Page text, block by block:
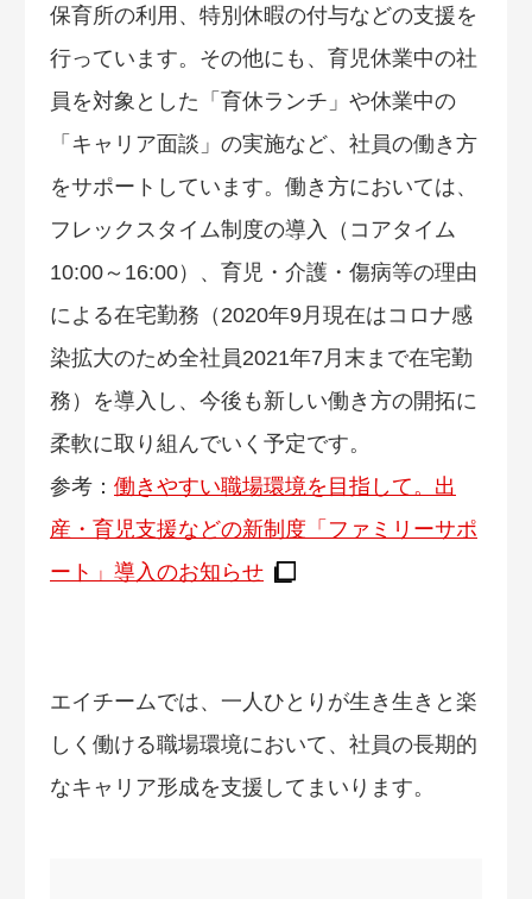
保育所の利用、特別休暇の付与などの支援を
行っています。その他にも、育児休業中の社
員を対象とした「育休ランチ」や休業中の
「キャリア面談」の実施など、社員の働き方
をサポートしています。働き方においては、
フレックスタイム制度の導入（コアタイム
10:00～16:00）、育児・介護・傷病等の理由
による在宅勤務（2020年9月現在はコロナ感
染拡大のため全社員2021年7月末まで在宅勤
務）を導入し、今後も新しい働き方の開拓に
柔軟に取り組んでいく予定です。
参考： 働きやすい職場環境を目指して。出
産・育児支援などの新制度「ファミリーサポ
ート」導入のお知らせ
エイチームでは、一人ひとりが生き生きと楽
しく働ける職場環境において、社員の長期的
なキャリア形成を支援してまいります。